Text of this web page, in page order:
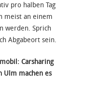
pro halben Tag
meist an einem
werden. Sprich
Abgabeort sein.
Carsharing
Ulm machen es